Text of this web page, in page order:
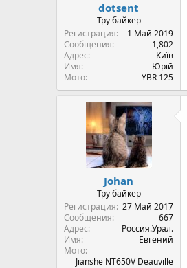
dotsent
Тру байкер
Регистрация
1 Май 2019
Сообщения
1,802
Адрес
Київ
Имя
Юрій
Мото
YBR 125
Johan
Тру байкер
Регистрация 27 Май 2017
Сообщения
667
Адрес
Россия.Урал.
Имя
Евгений
Мото
Jianshe NT650V Deauville